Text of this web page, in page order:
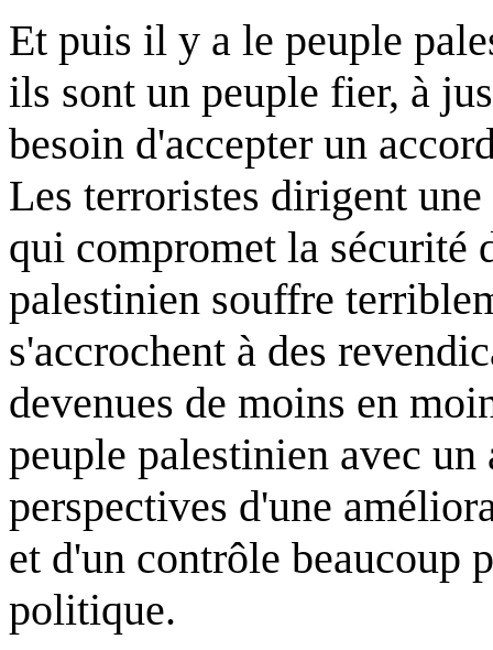
Et puis il y a le peuple
ils sont un peuple fier, à
besoin d'accepter un
Les terroristes dirigent
qui compromet la sécurité
palestinien souffre
s'accrochent à des
devenues de moins en
peuple palestinien avec
perspectives d'une
et d'un contrôle beaucoup
politique.